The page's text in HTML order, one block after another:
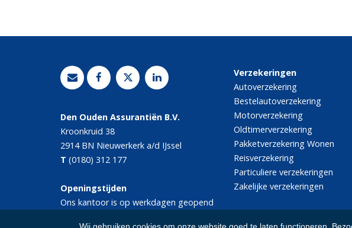
Den Ouden Assurantiën B.V.
Kroonkruid 38
2914 BN Nieuwerkerk a/d IJssel
T (0180) 312 177
Openingstijden
Ons kantoor is op werkdagen geopend
Verzekeringen
Autoverzekering
Bestelautoverzekering
Motorverzekering
Oldtimerverzekering
Pakketverzekering Wonen
Reisverzekering
Particuliere verzekeringen
Zakelijke verzekeringen